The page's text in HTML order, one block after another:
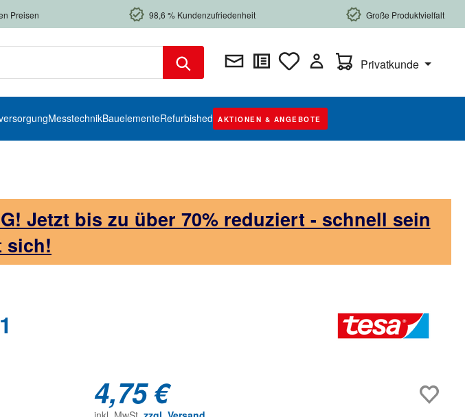
Preisen 98,6 % Kundenzufriedenheit Große Produktvielfalt
Warenkorb enthält 0
Privatkunde
MesstechnikBauelementeRefurbished AKTIONEN & ANGEBOTE
Jetzt bis zu über 70% reduziert - schnell sein
sich!
4,75 €